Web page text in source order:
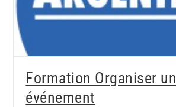
Formation Organiser un
événement